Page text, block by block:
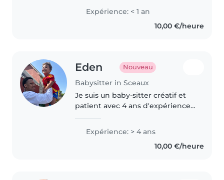
enfants et je souhaite faire du
baby-sitting afin d'occuper mon
temps libre tout en aidant..
Expérience: < 1 an
10,00 €/heure
Eden Nouveau
Babysitter in Sceaux
Je suis un baby-sitter créatif et
patient avec 4 ans d'expérience
âges. J'ai un CAP et je propose
des activités ludiques comme
dessin, lecture, musique..
Expérience: > 4 ans
10,00 €/heure